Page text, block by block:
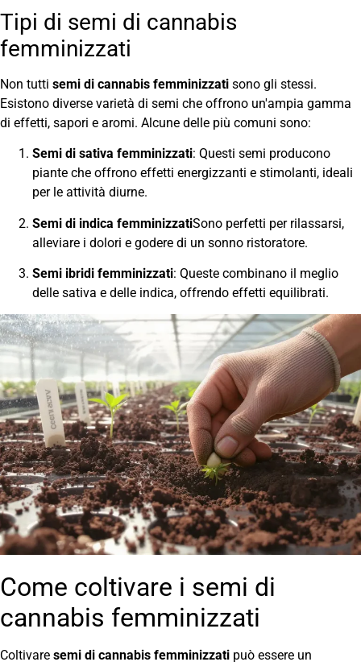
Tipi di semi di cannabis
femminizzati
Non tutti semi di cannabis femminizzati sono gli stessi.
Esistono diverse varietà di semi che offrono un'ampia gamma
di effetti, sapori e aromi. Alcune delle più comuni sono:
Semi di sativa femminizzati: Questi semi producono
piante che offrono effetti energizzanti e stimolanti, ideali
per le attività diurne.
Semi di indica femminizzatiSono perfetti per rilassarsi,
alleviare i dolori e godere di un sonno ristoratore.
Semi ibridi femminizzati: Queste combinano il meglio
delle sativa e delle indica, offrendo effetti equilibrati.
Come coltivare i semi di
cannabis femminizzati
Coltivare semi di cannabis femminizzati può essere un